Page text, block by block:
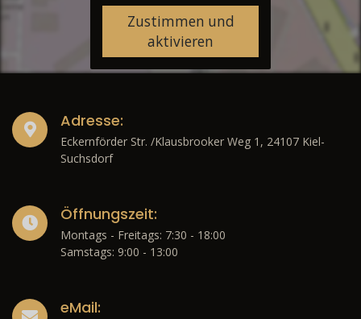
Zustimmen und
aktivieren
Adresse:
Eckernförder Str. /Klausbrooker Weg 1, 24107 Kiel-
Suchsdorf
Öffnungszeit:
Montags - Freitags: 7:30 - 18:00
Samstags: 9:00 - 13:00
eMail: